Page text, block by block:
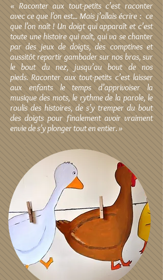
« Raconter aux tout-petits c’est raconter
avec ce que l’on est... Mais j’allais écrire : ce
que l’on naît ! Un doigt qui apparaît et c’est
toute une histoire qui naît, qui va se chanter
par des jeux de doigts, des comptines et
aussitôt repartir gambader sur nos bras, sur
le bout du nez, jusqu’au bout de nos
pieds. Raconter aux tout-petits c’est laisser
aux enfants le temps d’apprivoiser la
musique des mots, le rythme de la parole, le
roulis des histoires, de s’y tremper du bout
des doigts pour finalement avoir vraiment
envie de s’y plonger tout en entier. »